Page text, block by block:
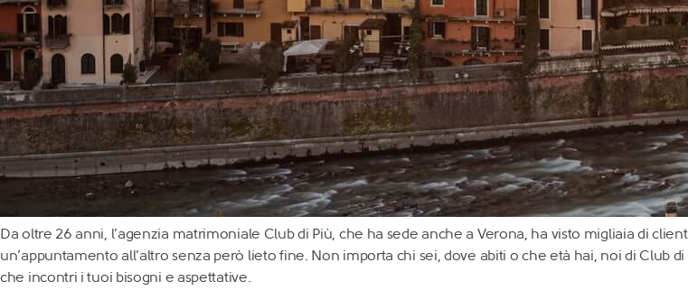
Da oltre 26 anni, l’agenzia matrimoniale Club di Più, che ha sede anche a Verona, ha visto migliaia di
un’appuntamento all’altro senza però lieto fine. Non importa chi sei, dove abiti o che età hai, noi di
che incontri i tuoi bisogni e aspettative.